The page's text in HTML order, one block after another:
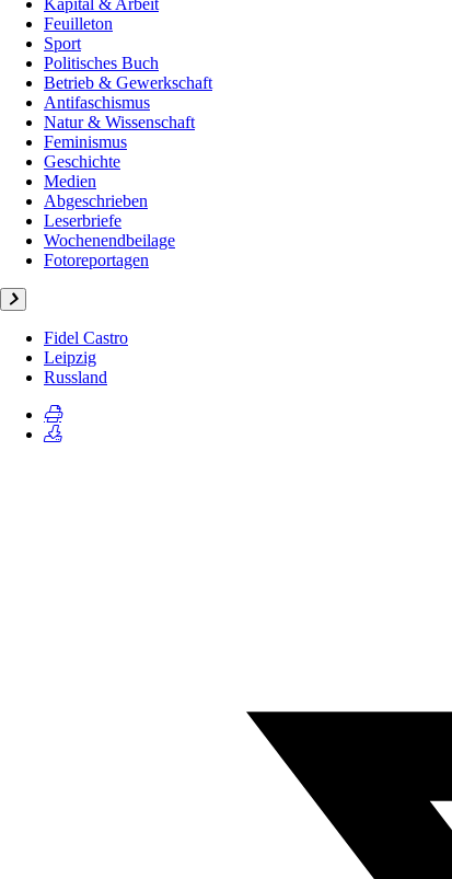
Kapital & Arbeit
Feuilleton
Sport
Politisches Buch
Betrieb & Gewerkschaft
Antifaschismus
Natur & Wissenschaft
Feminismus
Geschichte
Medien
Abgeschrieben
Leserbriefe
Wochenendbeilage
Fotoreportagen
Fidel Castro
Leipzig
Russland